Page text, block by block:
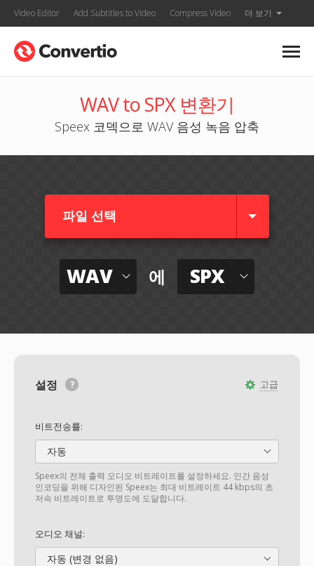
Video Editor Add Subtitles to Video Compress Video 더 보기
WAV to SPX 변환기
Speex 코덱으로 WAV 음성 녹음 압축
파일 선택
WAV 에 SPX
고급
설정
비트전송률:
자동
Speex의 전체 출력 오디오 비트레이트를 설정하세요. 인간 음성
인코딩을 위해 디자인된 Speex는 최대 비트레이트 44 kbps의 초
저속 비트레이트로 투명도에 도달합니다.
오디오 채널:
자동 (변경 없음)